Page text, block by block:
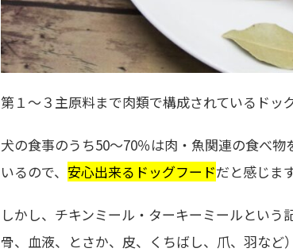
第１～３主原料まで肉類で構成されているドッ
犬の食事のうち50～70％は肉・魚関連の食べ
いるので、 安心出来るドッグフードだと感じます
しかし、チキンミール・ターキーミールという
骨、血液、とさか、皮、くちばし、爪、羽など